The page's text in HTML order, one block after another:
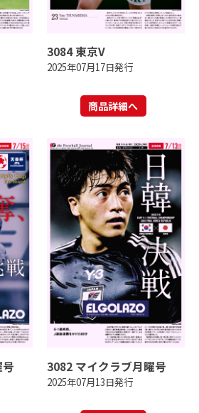
3084 東京V
2025年07月17日発行
商品詳細へ
3082 マイクラブ月曜号
2025年07月13日発行